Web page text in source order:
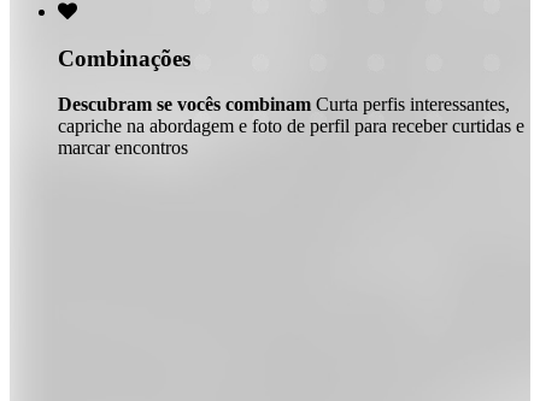

Combinações
Descubram se vocês combinam Curta perfis interessantes,
capriche na abordagem e foto de perfil para receber curtidas e
marcar encontros